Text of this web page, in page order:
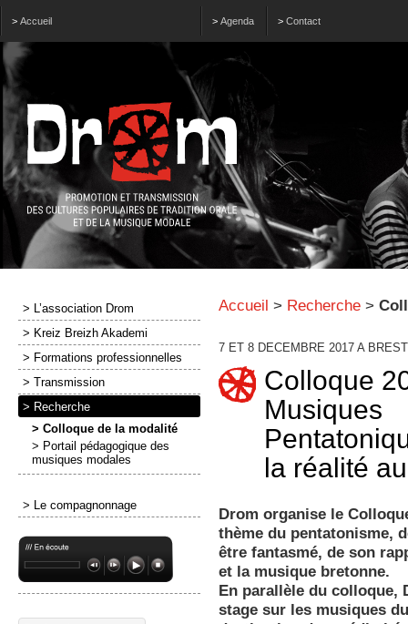
> Accueil > Agenda > Contact
> L’association Drom
> Kreiz Breizh Akademi
> Formations professionnelles
> Transmission
> Recherche
> Colloque de la modalité
> Portail pédagogique des
musiques modales
> Le compagnonnage
Accueil > Recherche >
7 ET 8 DECEMBRE 2017 A BREST
Colloque
Musiques
la réalité
Drom organise le
thème du pentatonisme,
être fantasmé, de son
et la musique bretonne.
En parallèle du colloque,
stage sur les musiques